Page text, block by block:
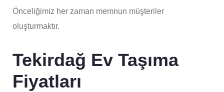
Önceliğimiz her zaman memnun müşteriler
oluşturmaktır.
Tekirdağ Ev Taşıma
Fiyatları